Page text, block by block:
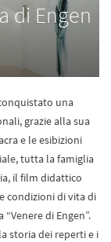
di Engen
una
grazie alla sua
e le esibizioni
tutta la famiglia
il film didattico
condizioni di vita di
di Engen”.
storia dei reperti e i